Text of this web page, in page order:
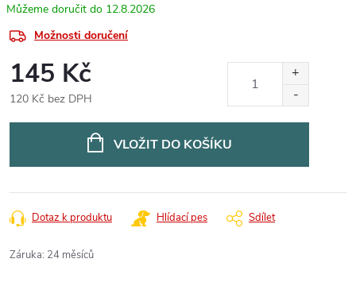
12.8.2026
Možnosti doručení
145 Kč
120 Kč bez DPH
VLOŽIT DO KOŠÍKU
Dotaz k produktu Hlídací pes Sdílet
Záruka: 24 měsíců